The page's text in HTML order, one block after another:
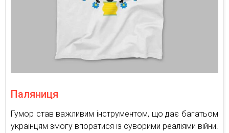
Паляниця
Гумор став важливим інструментом, що дає багатьом
українцям змогу впоратися із суворими реаліями війни.